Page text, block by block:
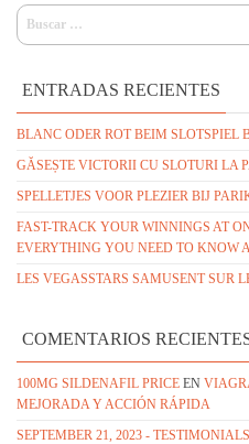
DE 5
BUSCAR:
ENTRADAS RECIENTES
BLANC ODER ROT BEIM SLOTSPIEL
GĂSEȘTE VICTORII CU SLOTURI LA
SPELLETJES VOOR PLEZIER BIJ
FAST-TRACK YOUR WINNINGS AT
EVERYTHING YOU NEED TO KNOW
LES VEGASSTARS SAMUSENT SUR
COMENTARIOS
100MG SILDENAFIL PRICE EN
MEJORADA Y ACCIÓN RÁPIDA
SEPTEMBER 21, 2023 -